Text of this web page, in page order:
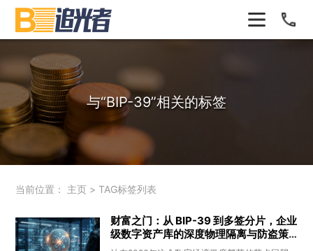
与“BIP-39”相关的标签
当前位置： 主页 > TAG标签列表
财富之门：从 BIP-39 到多签分片，企业
级数字资产库的深度物理隔离与防盗策
略